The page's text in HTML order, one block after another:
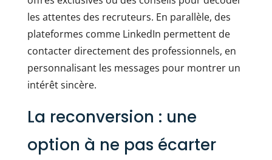
les attentes des recruteurs. En parallèle, des
plateformes comme LinkedIn permettent de
contacter directement des professionnels, en
personnalisant les messages pour montrer un
intérêt sincère.
La reconversion : une
option à ne pas écarter